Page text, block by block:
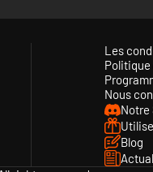
Les
Nous
Notre
Blog